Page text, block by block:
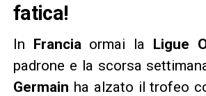
fatica!
In Francia ormai la Ligue
padrone e la scorsa
Germain ha alzato il trofeo